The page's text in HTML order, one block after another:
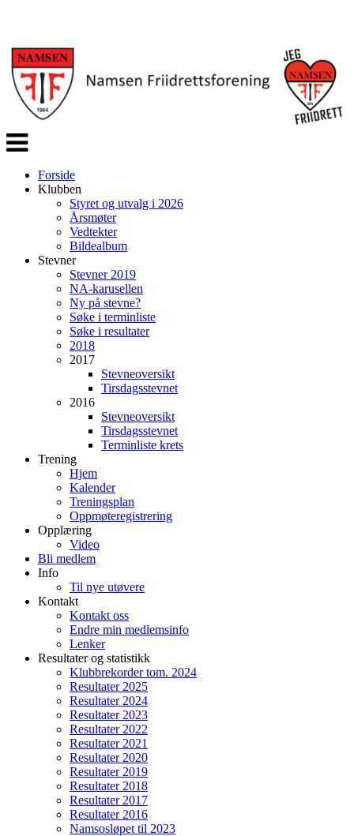
Veksle
navigasjon
Forside
Klubben
Styret og utvalg i 2026
Årsmøter
Vedtekter
Bildealbum
Stevner
Stevner 2019
NA-karusellen
Ny på stevne?
Søke i terminliste
Søke i resultater
2018
2017
Stevneoversikt
Tirsdagsstevnet
2016
Stevneoversikt
Tirsdagsstevnet
Terminliste krets
Trening
Hjem
Kalender
Treningsplan
Oppmøteregistrering
Opplæring
Video
Bli medlem
Info
Til nye utøvere
Kontakt
Kontakt oss
Endre min medlemsinfo
Lenker
Resultater og statistikk
Klubbrekorder tom. 2024
Resultater 2025
Resultater 2024
Resultater 2023
Resultater 2022
Resultater 2021
Resultater 2020
Resultater 2019
Resultater 2018
Resultater 2017
Resultater 2016
Namsosløpet til 2023